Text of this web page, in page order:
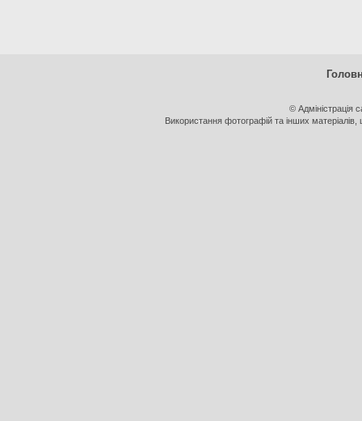
© Адміністрація
Використання фотографій та інших матеріалів,